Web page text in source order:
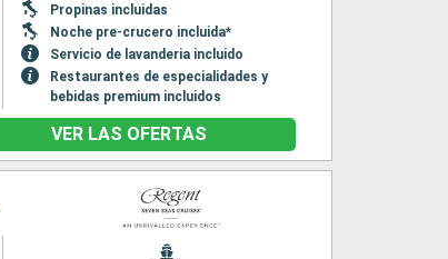
Propinas incluidas
Noche pre-crucero incluida*
Servicio de lavanderia incluido
Restaurantes de especialidades y
bebidas premium incluidos
VER LAS OFERTAS